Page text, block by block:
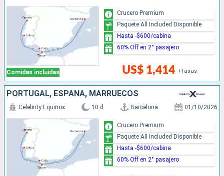
Comidas incluidas US$ 1,414 +Tasas
Crucero Premium
Paquete All Included Disponible
Hasta -$600/cabina
60% Off en 2° pasajero
PORTUGAL, ESPAÑA, MARRUECOS
Celebrity Equinox 10 d Barcelona 01/10/2026
Crucero Premium
Paquete All Included Disponible
Hasta -$600/cabina
60% Off en 2° pasajero